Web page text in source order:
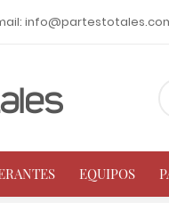
EQUIPOS